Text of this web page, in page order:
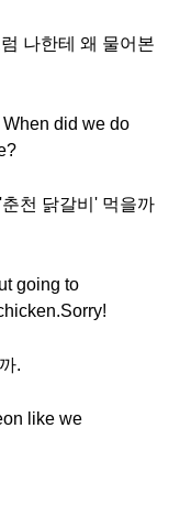
나한테 왜 물어본
did we do
천 닭갈비' 먹을까
going to
.
like we